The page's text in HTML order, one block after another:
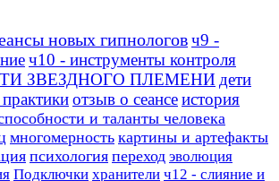
новых гипнологовч9 -
ч10 - инструменты контроля
ЗВЕЗДНОГО ПЛЕМЕНИ дети
отзыв о сеансеистория
и таланты человека
многомерность картины и артефакты
психология переход эволюция
Подключки хранители ч12 - слияние и